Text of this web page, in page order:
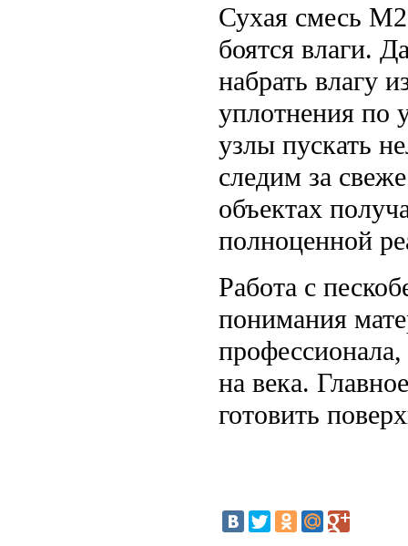
Сухая смесь
боятся влаги.
набрать влагу
уплотнения по
узлы пускать
следим за
объектах
полноценной
Работа с
понимания
профессионала,
на века.
готовить